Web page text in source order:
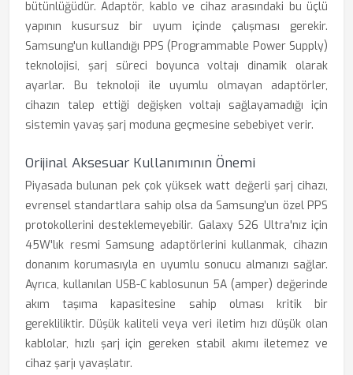
bütünlüğüdür. Adaptör, kablo ve cihaz arasındaki bu üçlü
yapının kusursuz bir uyum içinde çalışması gerekir.
Samsung'un kullandığı PPS (Programmable Power Supply)
teknolojisi, şarj süreci boyunca voltajı dinamik olarak
ayarlar. Bu teknoloji ile uyumlu olmayan adaptörler,
cihazın talep ettiği değişken voltajı sağlayamadığı için
sistemin yavaş şarj moduna geçmesine sebebiyet verir.
Orijinal Aksesuar Kullanımının Önemi
Piyasada bulunan pek çok yüksek watt değerli şarj cihazı,
evrensel standartlara sahip olsa da Samsung’un özel PPS
protokollerini desteklemeyebilir. Galaxy S26 Ultra'nız için
45W'lık resmi Samsung adaptörlerini kullanmak, cihazın
donanım korumasıyla en uyumlu sonucu almanızı sağlar.
Ayrıca, kullanılan USB-C kablosunun 5A (amper) değerinde
akım taşıma kapasitesine sahip olması kritik bir
gerekliliktir. Düşük kaliteli veya veri iletim hızı düşük olan
kablolar, hızlı şarj için gereken stabil akımı iletemez ve
cihaz şarjı yavaşlatır.